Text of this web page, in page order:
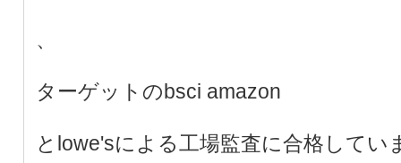
、
ターゲットのbsci amazon
とlowe'sによる工場監査に合格してい